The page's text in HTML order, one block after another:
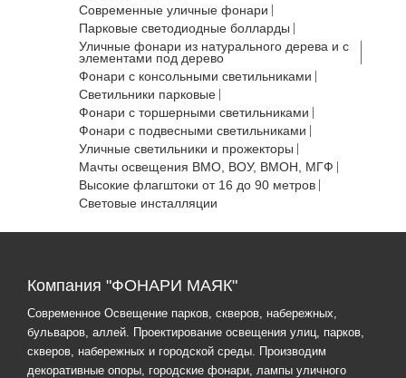
Современные уличные фонари
Парковые светодиодные болларды
Уличные фонари из натурального дерева и с
элементами под дерево
Фонари с консольными светильниками
Светильники парковые
Фонари с торшерными светильниками
Фонари с подвесными светильниками
Уличные светильники и прожекторы
Мачты освещения ВМО, ВОУ, ВМОН, МГФ
Высокие флагштоки от 16 до 90 метров
Световые инсталляции
Компания "ФОНАРИ МАЯК"
Современное Освещение парков, скверов, набережных,
бульваров, аллей. Проектирование освещения улиц, парков,
скверов, набережных и городской среды. Производим
декоративные опоры, городские фонари, лампы уличного